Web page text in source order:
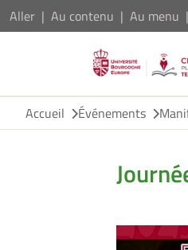
Aller Au contenu Au menu
Accueil
Événements